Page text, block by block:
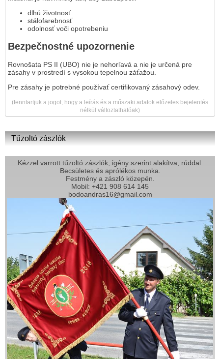
Tűzoltó zászlók
Kézzel varrott tűzoltó zászlók, igény szerint alakítva, rúddal.
Becsületes és aprólékos munka.
Festmény a zászló közepén.
Mobil: +421 908 614 145
bodoandras16@gmail.com
dlhú životnosť
stálofarebnosť
odolnosť voči opotrebeniu
Bezpečnostné upozornenie
Rovnošata PS II (UBO) nie je nehorľavá a nie je určená pre
zásahy v prostredí s vysokou tepelnou záťažou.
Pre zásahy je potrebné používať certifikovaný zásahový odev.
(fenntartjuk a jogot, hogy a leírás és a műszaki adatok előzetes bejelentés
nélkül változtathatóak)